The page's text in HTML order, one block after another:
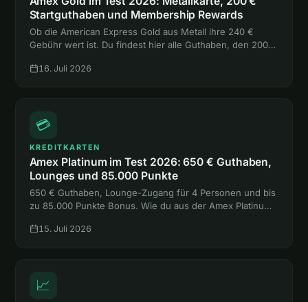
Startguthaben und Membership Rewards
Ob die American Express Gold aus Metall ihre 240 €
Gebühr wert ist. Du findest hier alle Guthaben, den 200-
Platinum und Payback Amex.
16. Juli 2026
💳
KREDITKARTEN
Amex Platinum im Test 2026: 650 € Guthaben,
Lounges und 85.000 Punkte
650 € Guthaben, Lounge-Zugang für 4 Personen und bis
zu 85.000 Punkte Bonus. Wie du aus der Amex Platinum
15. Juli 2026
📈